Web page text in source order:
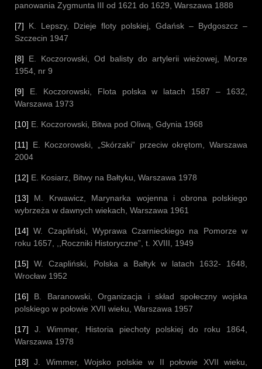
panowania Zygmunta III od 1621 do 1629, Warszawa 1888
[7] K. Lepszy, Dzieje floty polskiej, Gdańsk – Bydgoszcz –
Szczecin 1947
[8] E. Koczorowski, Od balisty do artylerii wieżowej, Morze
1954, nr 9
[9] E. Koczorowski, Flota polska w latach 1587 – 1632,
Warszawa 1973
[10] E. Koczorowski, Bitwa pod Oliwą, Gdynia 1968
[11] E. Koczorowski, „Skórzaki” przeciw okrętom, Warszawa
2004
[12] E. Kosiarz, Bitwy na Bałtyku, Warszawa 1978
[13] M. Krwawicz, Marynarka wojenna i obrona polskiego
wybrzeża w dawnych wiekach, Warszawa 1961
[14] W. Czapliński, Wyprawa Czarnieckiego na Pomorze w
roku 1657, ,,Roczniki Historyczne”, t. XVIII, 1949
[15] W. Czapliński, Polska a Bałtyk w latach 1632- 1648,
Wrocław 1952
[16] B. Baranowski, Organizacja i skład społeczny wojska
polskiego w połowie XVII wieku, Warszawa 1957
[17] J. Wimmer, Historia piechoty polskiej do roku 1864,
Warszawa 1978
[18] J. Wimmer, Wojsko polskie w II połowie XVII wieku,